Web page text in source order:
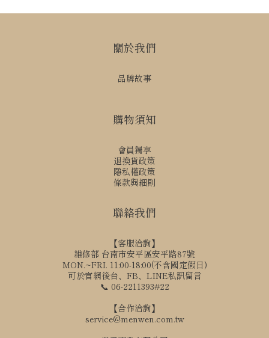
關於我們
品牌故事
購物須知
會員獨享
退換貨政策
隱私權政策
條款與細則
聯絡我們
【客服洽詢】
維修部 台南市安平區安平路87號
MON.~FRI. 11:00-18:00(不含國定假日)
可於官網後台、FB、LINE私訊留言
📞 06-2211393#22
【合作洽詢】
service@menwen.com.tw